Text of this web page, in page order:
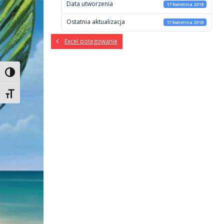
Toggle High Contrast
Toggle Font size
Data utworzenia 17 kwietnia 2018
Ostatnia aktualizacja 17 kwietnia 2018
Excel potęgowanie